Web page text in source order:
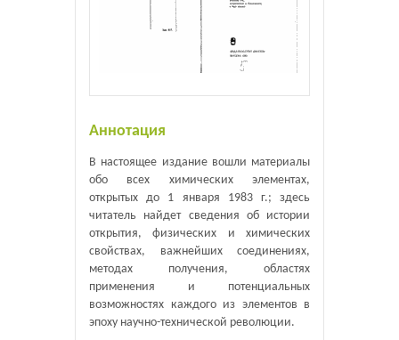
Аннотация
В настоящее издание вошли материалы
обо всех химических элементах,
открытых до 1 января 1983 г.; здесь
читатель найдет сведения об истории
открытия, физических и химических
свойствах, важнейших соединениях,
методах получения, областях
применения и потенциальных
возможностях каждого из элементов в
эпоху научно-технической революции.